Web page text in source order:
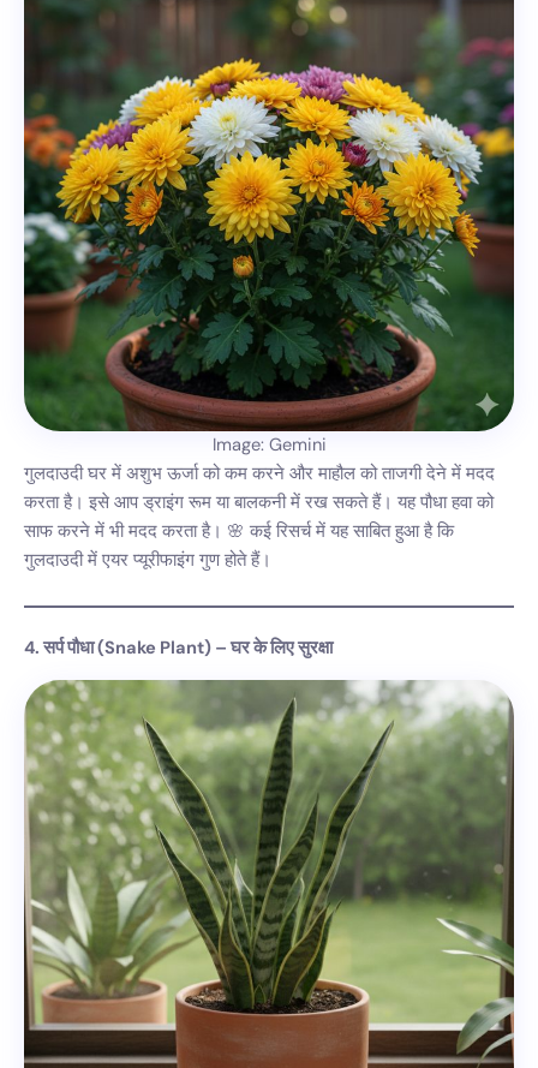
Image: Gemini
गुलदाउदी घर में अशुभ ऊर्जा को कम करने और माहौल को ताजगी देने में मदद
करता है। इसे आप ड्राइंग रूम या बालकनी में रख सकते हैं। यह पौधा हवा को
साफ करने में भी मदद करता है। 🌸 कई रिसर्च में यह साबित हुआ है कि
गुलदाउदी में एयर प्यूरीफाइंग गुण होते हैं।
4. सर्प पौधा (Snake Plant) – घर के लिए सुरक्षा